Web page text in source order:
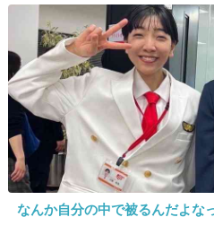
12. 匿名2013/09/11(水) 15:29:32
結婚したからって別に
いのに
13. 匿名 2013/09/11(水) 15:30:03
なんか自分の中で被るんだよな